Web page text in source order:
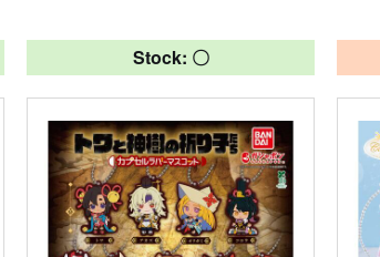
Stock: 〇